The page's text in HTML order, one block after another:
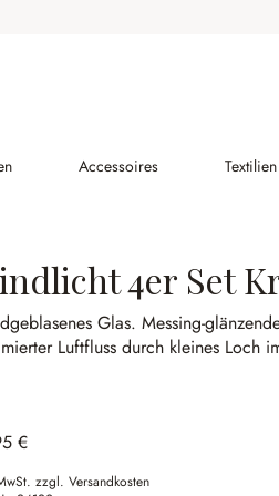
Accessoires Textilien
4er Set
Glas.Messing-
Luftfluss durch kleines Loch
€
zzgl. Versandkosten